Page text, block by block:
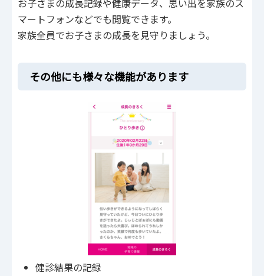
マートフォンなどでも閲覧できます。
家族全員でお子さまの成長を見守りましょう。
その他にも様々な機能があります
健診結果の記録